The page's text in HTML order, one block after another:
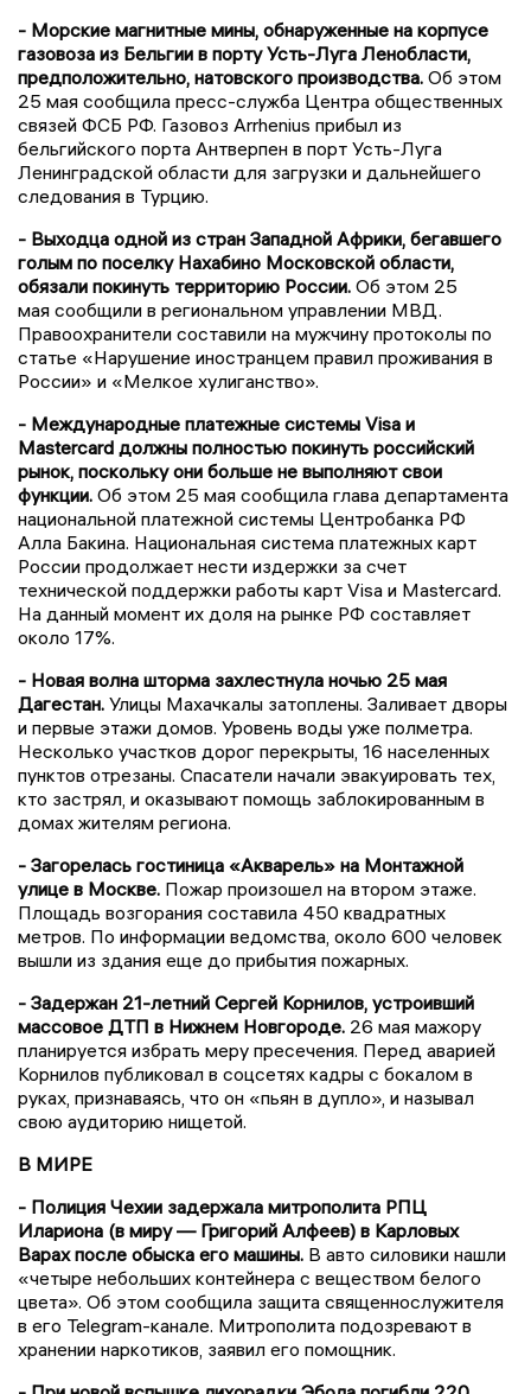
- Морские магнитные мины, обнаруженные на корпусе
газовоза из Бельгии в порту Усть-Луга Ленобласти,
предположительно, натовского производства. Об этом
25 мая сообщила пресс-служба Центра общественных
связей ФСБ РФ. Газовоз Arrhenius прибыл из
бельгийского порта Антверпен в порт Усть-Луга
Ленинградской области для загрузки и дальнейшего
следования в Турцию.
- Выходца одной из стран Западной Африки, бегавшего
голым по поселку Нахабино Московской области,
обязали покинуть территорию России. Об этом 25
мая сообщили в региональном управлении МВД.
Правоохранители составили на мужчину протоколы по
статье «Нарушение иностранцем правил проживания в
России» и «Мелкое хулиганство».
- Международные платежные системы Visa и
Mastercard должны полностью покинуть российский
рынок, поскольку они больше не выполняют свои
функции. Об этом 25 мая сообщила глава департамента
национальной платежной системы Центробанка РФ
Алла Бакина. Национальная система платежных карт
России продолжает нести издержки за счет
технической поддержки работы карт Visa и Mastercard.
На данный момент их доля на рынке РФ составляет
около 17%.
- Новая волна шторма захлестнула ночью 25 мая
Дагестан. Улицы Махачкалы затоплены. Заливает дворы
и первые этажи домов. Уровень воды уже полметра.
Несколько участков дорог перекрыты, 16 населенных
пунктов отрезаны. Спасатели начали эвакуировать тех,
кто застрял, и оказывают помощь заблокированным в
домах жителям региона.
- Загорелась гостиница «Акварель» на Монтажной
улице в Москве. Пожар произошел на втором этаже.
Площадь возгорания составила 450 квадратных
метров. По информации ведомства, около 600 человек
вышли из здания еще до прибытия пожарных.
- Задержан 21-летний Сергей Корнилов, устроивший
массовое ДТП в Нижнем Новгороде. 26 мая мажору
планируется избрать меру пресечения. Перед аварией
Корнилов публиковал в соцсетях кадры с бокалом в
руках, признаваясь, что он «пьян в дупло», и называл
свою аудиторию нищетой.
В МИРЕ
- Полиция Чехии задержала митрополита РПЦ
Илариона (в миру — Григорий Алфеев) в Карловых
Варах после обыска его машины. В авто силовики нашли
«четыре небольших контейнера с веществом белого
цвета». Об этом сообщила защита священнослужителя
в его Telegram-канале. Митрополита подозревают в
хранении наркотиков, заявил его помощник.